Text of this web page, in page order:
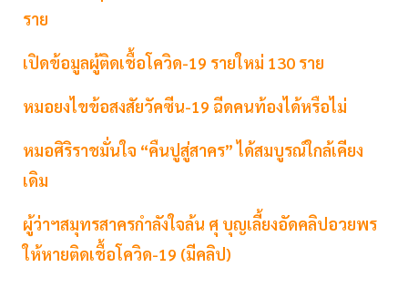
ราย
เปิดข้อมูลผู้ติดเชื้อโควิด-19 รายใหม่ 130 ราย
หมอยงไขข้อสงสัยวัคซีน-19 ฉีดคนท้องได้หรือไม่
หมอศิริราชมั่นใจ “คืนปูสู่สาคร” ได้สมบูรณ์ใกล้เคียง
เดิม
ผู้ว่าฯสมุทรสาครกำลังใจล้น ศุ บุญเลี้ยงอัดคลิปอวยพร
ให้หายติดเชื้อโควิด-19 (มีคลิป)